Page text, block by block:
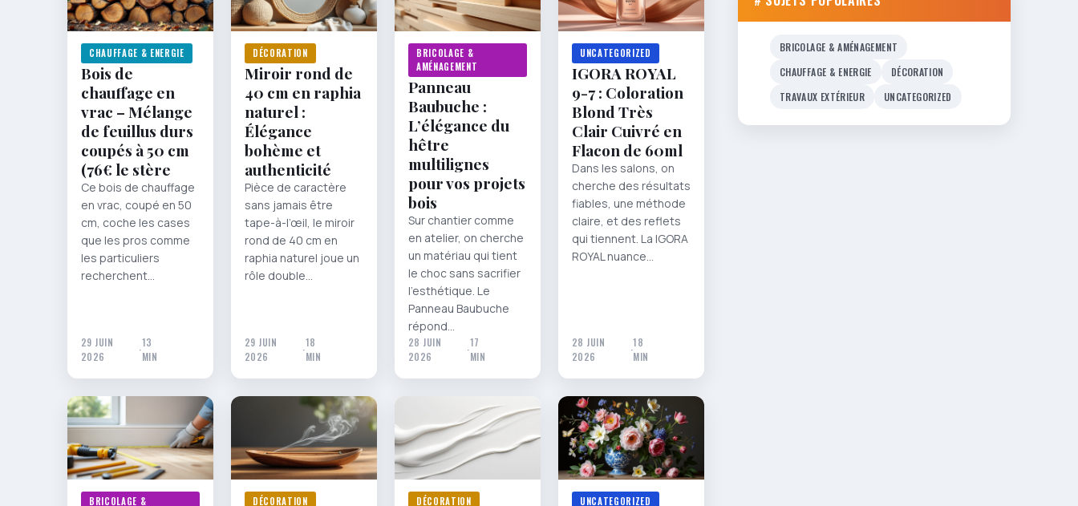
CHAUFFAGE & ENERGIE
Bois de
chauffage en
vrac – Mélange
de feuillus durs
coupés à 50 cm
(76€ le stère
Ce bois de chauffage
en vrac, coupé en 50
cm, coche les cases
que les pros comme
les particuliers
recherchent…
29 JUIN
2026
·
13
MIN
DÉCORATION
Miroir rond de
40 cm en raphia
naturel :
Élégance
bohème et
authenticité
Pièce de caractère
sans jamais être
tape-à-l’œil, le miroir
rond de 40 cm en
raphia naturel joue un
rôle double…
29 JUIN
2026
·
18
MIN
BRICOLAGE &
AMÉNAGEMENT
Panneau
Baubuche :
L’élégance du
hêtre
multilignes
pour vos projets
bois
Sur chantier comme
en atelier, on cherche
un matériau qui tient
le choc sans sacrifier
l’esthétique. Le
Panneau Baubuche
répond…
28 JUIN
2026
·
17
MIN
UNCATEGORIZED
IGORA ROYAL
9-7 : Coloration
Blond Très
Clair Cuivré en
Flacon de 60ml
Dans les salons, on
cherche des résultats
fiables, une méthode
claire, et des reflets
qui tiennent. La IGORA
ROYAL nuance…
28 JUIN
2026
·
18
MIN
BRICOLAGE &
DÉCORATION DÉCORATION UNCATEGORIZED
BRICOLAGE & AMÉNAGEMENT
CHAUFFAGE & ENERGIE
DÉCORATION
TRAVAUX EXTÉRIEUR
UNCATEGORIZED